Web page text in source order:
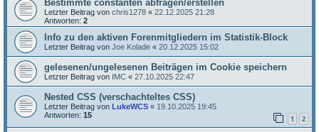
Bestimmte constanten abfragen/erstellen
Letzter Beitrag von chris1278 « 22.12.2025 21:28
Antworten: 2
Info zu den aktiven Forenmitgliedern im Statistik-Block
Letzter Beitrag von Joe Kolade « 20.12.2025 15:02
gelesenen/ungelesenen Beiträgen im Cookie speichern
Letzter Beitrag von IMC « 27.10.2025 22:47
Nested CSS (verschachteltes CSS)
Letzter Beitrag von LukeWCS « 19.10.2025 19:45
Antworten: 15 1 2